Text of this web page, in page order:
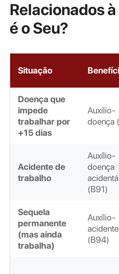
Relacionados
é o Seu?
Situação
Doença que
impede
trabalhar por
+15 dias
Auxílio-
doença
Acidente de
trabalho
Auxílio-
doença
(B91)
Sequela
permanente
(mas ainda
trabalha)
Auxílio-
acidente
(B94)